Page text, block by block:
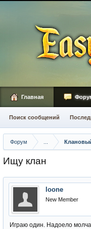
Форум
Ищу клан
loone
New Member
Играю один. Надоело
Главная
Поиск сообщений